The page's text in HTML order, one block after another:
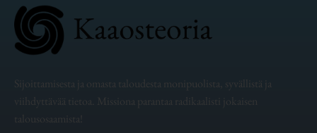
Sijoittamisesta ja omasta taloudesta monipuolista, syvällistä ja
viihdyttävää tietoa. Missiona parantaa radikaalisti jokaisen
talousosaamista!